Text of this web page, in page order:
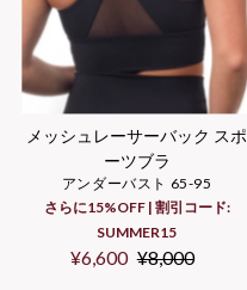
メッシュレーサーバック スポ
ーツブラ
アンダーバスト 65-95
さらに15%OFF | 割引コード:
SUMMER15
Sale
¥6,600 Regular
¥8,000